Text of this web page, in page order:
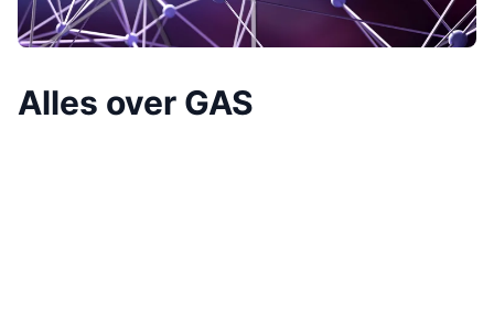
Alles over GAS